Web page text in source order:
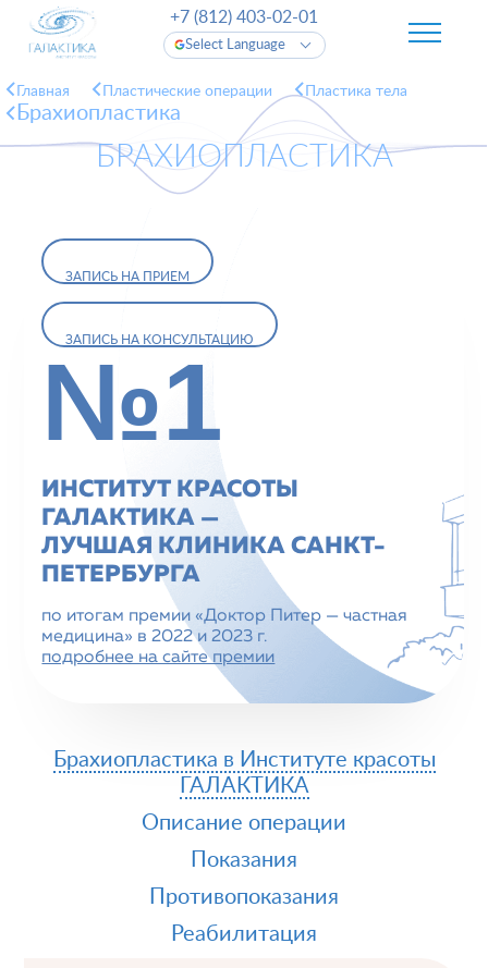
Select Language
+7 (812) 403-02-01
Главная Пластические операции Пластика тела
Брахиопластика
БРАХИОПЛАСТИКА
№1
ЗАПИСЬ НА ПРИЕМ
ЗАПИСЬ НА КОНСУЛЬТАЦИЮ
ИНСТИТУТ КРАСОТЫ
ГАЛАКТИКА —
ЛУЧШАЯ КЛИНИКА CАНКТ-
ПЕТЕРБУРГА
по итогам премии «Доктор Питер — частная
медицина» в 2022 и 2023 г.
подробнее на сайте премии
Брахиопластика в Институте красоты
ГАЛАКТИКА
Описание операции
Показания
Противопоказания
Реабилитация